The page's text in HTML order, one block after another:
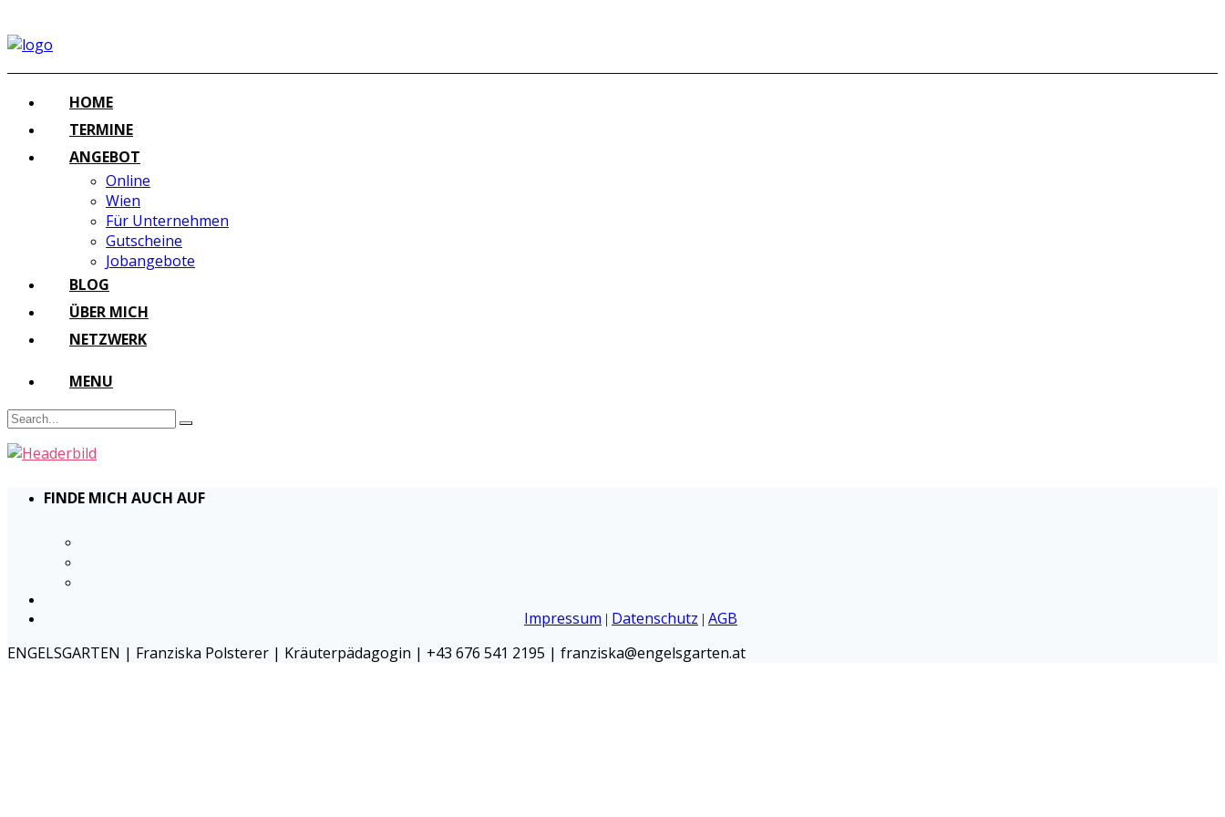
HOME
TERMINE
ANGEBOT
Online
Wien
Für Unternehmen
Gutscheine
Jobangebote
BLOG
ÜBER MICH
NETZWERK
MENU
FINDE MICH AUCH AUF
Impressum | Datenschutz | AGB
ENGELSGARTEN | Franziska Polsterer | Kräuterpädagogin | +43 676 541 2195 | franziska@engelsgarten.at